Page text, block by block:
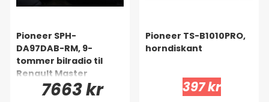
Pioneer SPH-
DA97DAB-RM, 9-
tommer bilradio til
Renault Master
7663 kr
Pioneer TS-B1010PRO,
horndiskant
397 kr